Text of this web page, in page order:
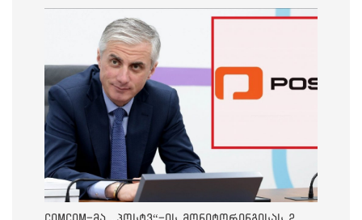
ComCom-მა „პოსტვ“-ის მონიტორინგისას 2